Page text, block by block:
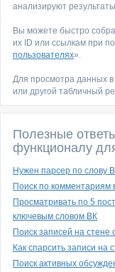
анализируют
Вы можете быстро
их ID или ссылкам при
пользователях».
Для просмотра данных в
или другой табличный
Полезные
функционалу
Нужен парсер по слову
Поиск по комментариям
Просматривать по 5
ключевым словом ВК
Поиск записей на
Как спарсить записи на
Поиск активных